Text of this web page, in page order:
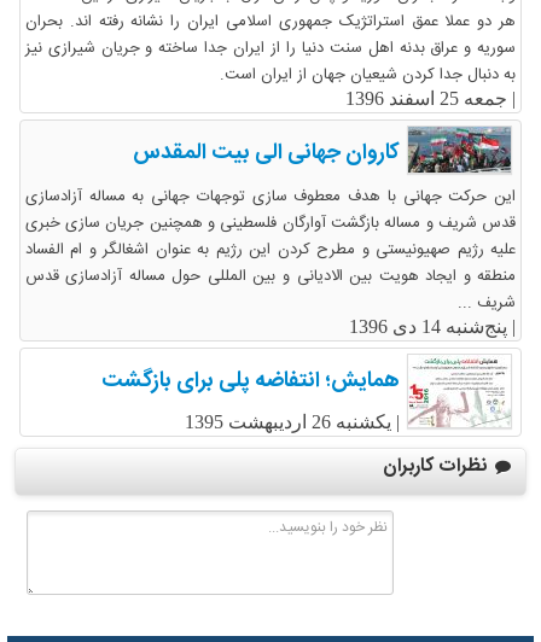
هر دو عملا عمق استراتژیک جمهوری اسلامی ایران را نشانه رفته اند. بحران
سوریه و عراق بدنه اهل سنت دنیا را از ایران جدا ساخته و جریان شیرازی نیز
به دنبال جدا کردن شیعیان جهان از ایران است.
| جمعه 25 اسفند 1396
کاروان جهانی الی بیت المقدس
این حرکت جهانی با هدف معطوف سازی توجهات جهانی به مساله آزادسازی
قدس شریف و مساله بازگشت آوارگان فلسطینی و همچنین جریان سازی خبری
علیه رژیم صهیونیستی و مطرح کردن این رژیم به عنوان اشغالگر و ام الفساد
منطقه و ایجاد هویت بین الادیانی و بین المللی حول مساله آزادسازی قدس
شریف ...
| پنج‌شنبه 14 دی 1396
همایش؛ انتفاضه پلی برای بازگشت
| یکشنبه 26 اردیبهشت 1395
نظرات کاربران